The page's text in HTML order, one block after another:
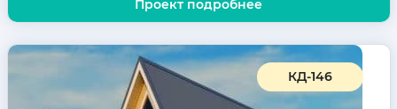
Проект подробнее
КД-146